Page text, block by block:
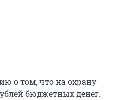
о том, что на охрану
бюджетных денег.